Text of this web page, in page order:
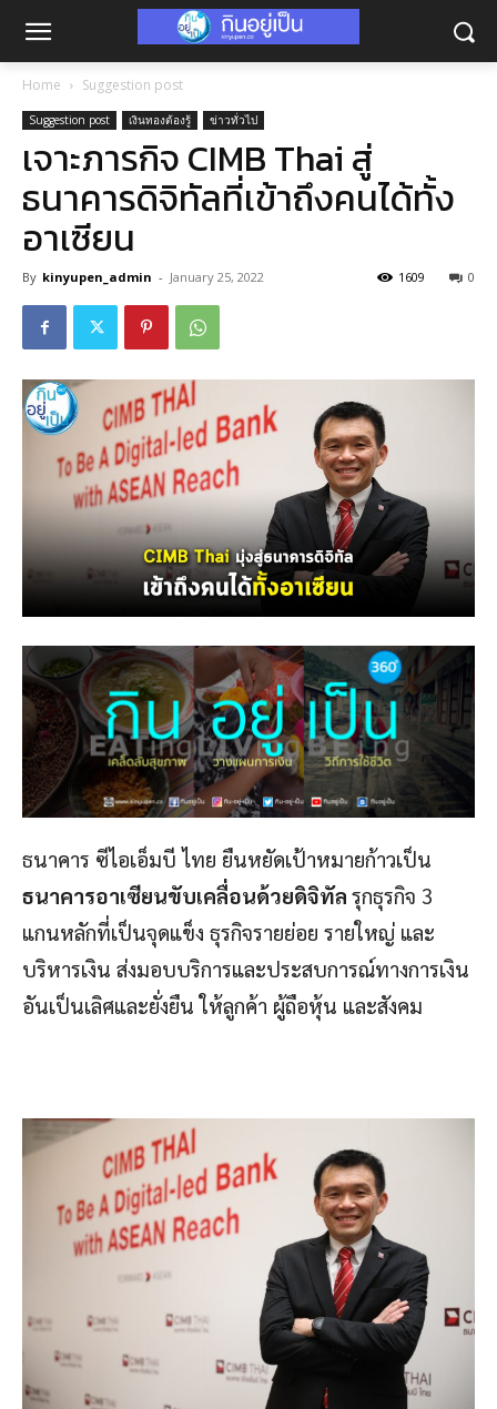
Home Suggestion post
Suggestion post เงินทองต้องรู้ ข่าวทั่วไป
เจาะภารกิจ CIMB Thai สู่
ธนาคารดิจิทัลที่เข้าถึงคนได้ทั้ง
อาเซียน
By kinyupen_admin - January 25, 2022 0
1609
ธนาคาร ซีไอเอ็มบี ไทย ยืนหยัดเป้าหมายก้าวเป็น
ธนาคารอาเซียนขับเคลื่อนด้วยดิจิทัล รุกธุรกิจ 3
แกนหลักที่เป็นจุดแข็ง ธุรกิจรายย่อย รายใหญ่ และ
บริหารเงิน ส่งมอบบริการและประสบการณ์ทางการเงิน
อันเป็นเลิศและยั่งยืน ให้ลูกค้า ผู้ถือหุ้น และสังคม